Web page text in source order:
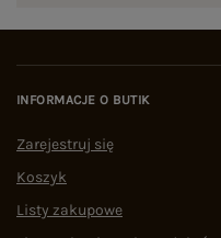
INFORMACJE O BUTIK
Zarejestruj się
Koszyk
Listy zakupowe